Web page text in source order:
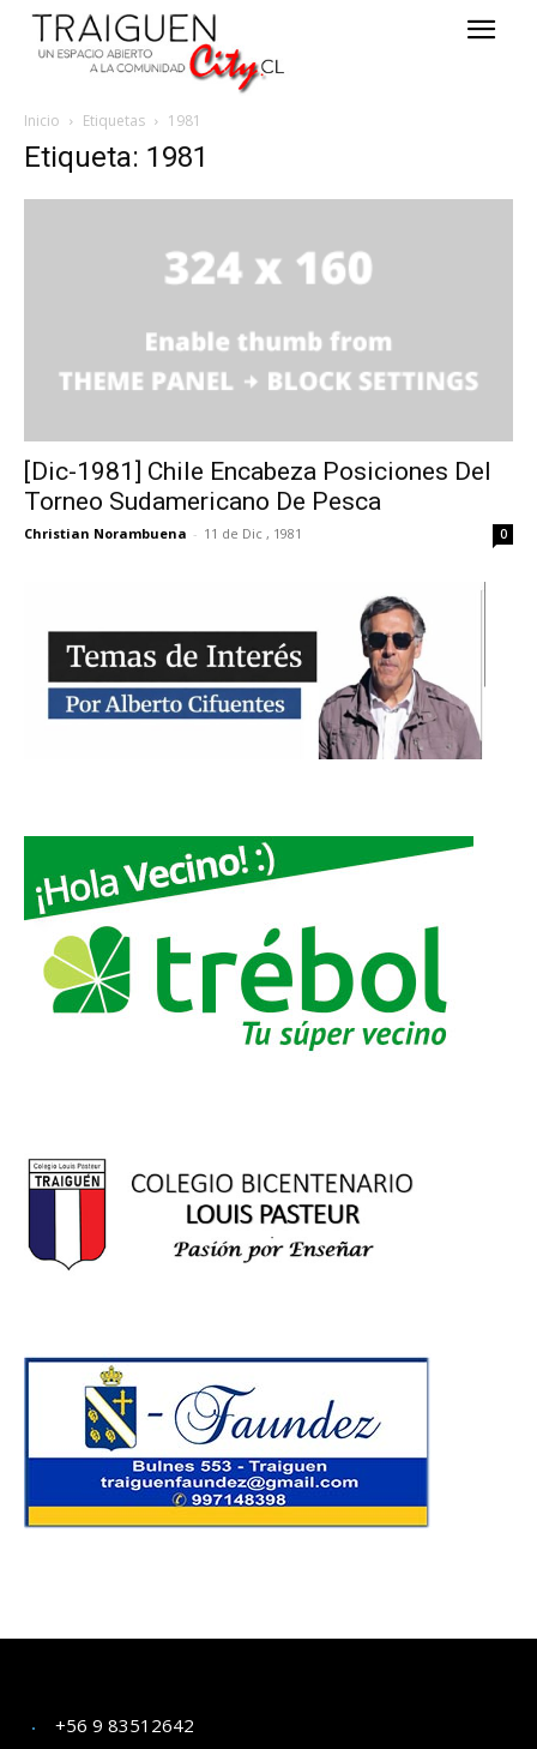
Inicio Etiquetas 1981
Etiqueta: 1981
[Dic-1981] Chile Encabeza Posiciones Del
Torneo Sudamericano De Pesca
Christian Norambuena - 11 de Dic , 1981 0
+56 9 83512642